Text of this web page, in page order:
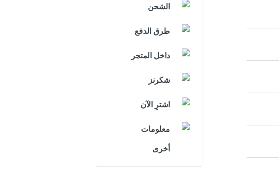
الشحن
طرق الدفع
داخل المتجر
شكرنز
اشترِ الآن
معلومات
أخرى